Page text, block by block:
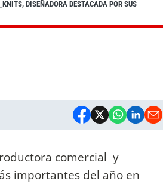
DISEÑADORA DESTACADA POR SUS
comercial y
importantes del año en